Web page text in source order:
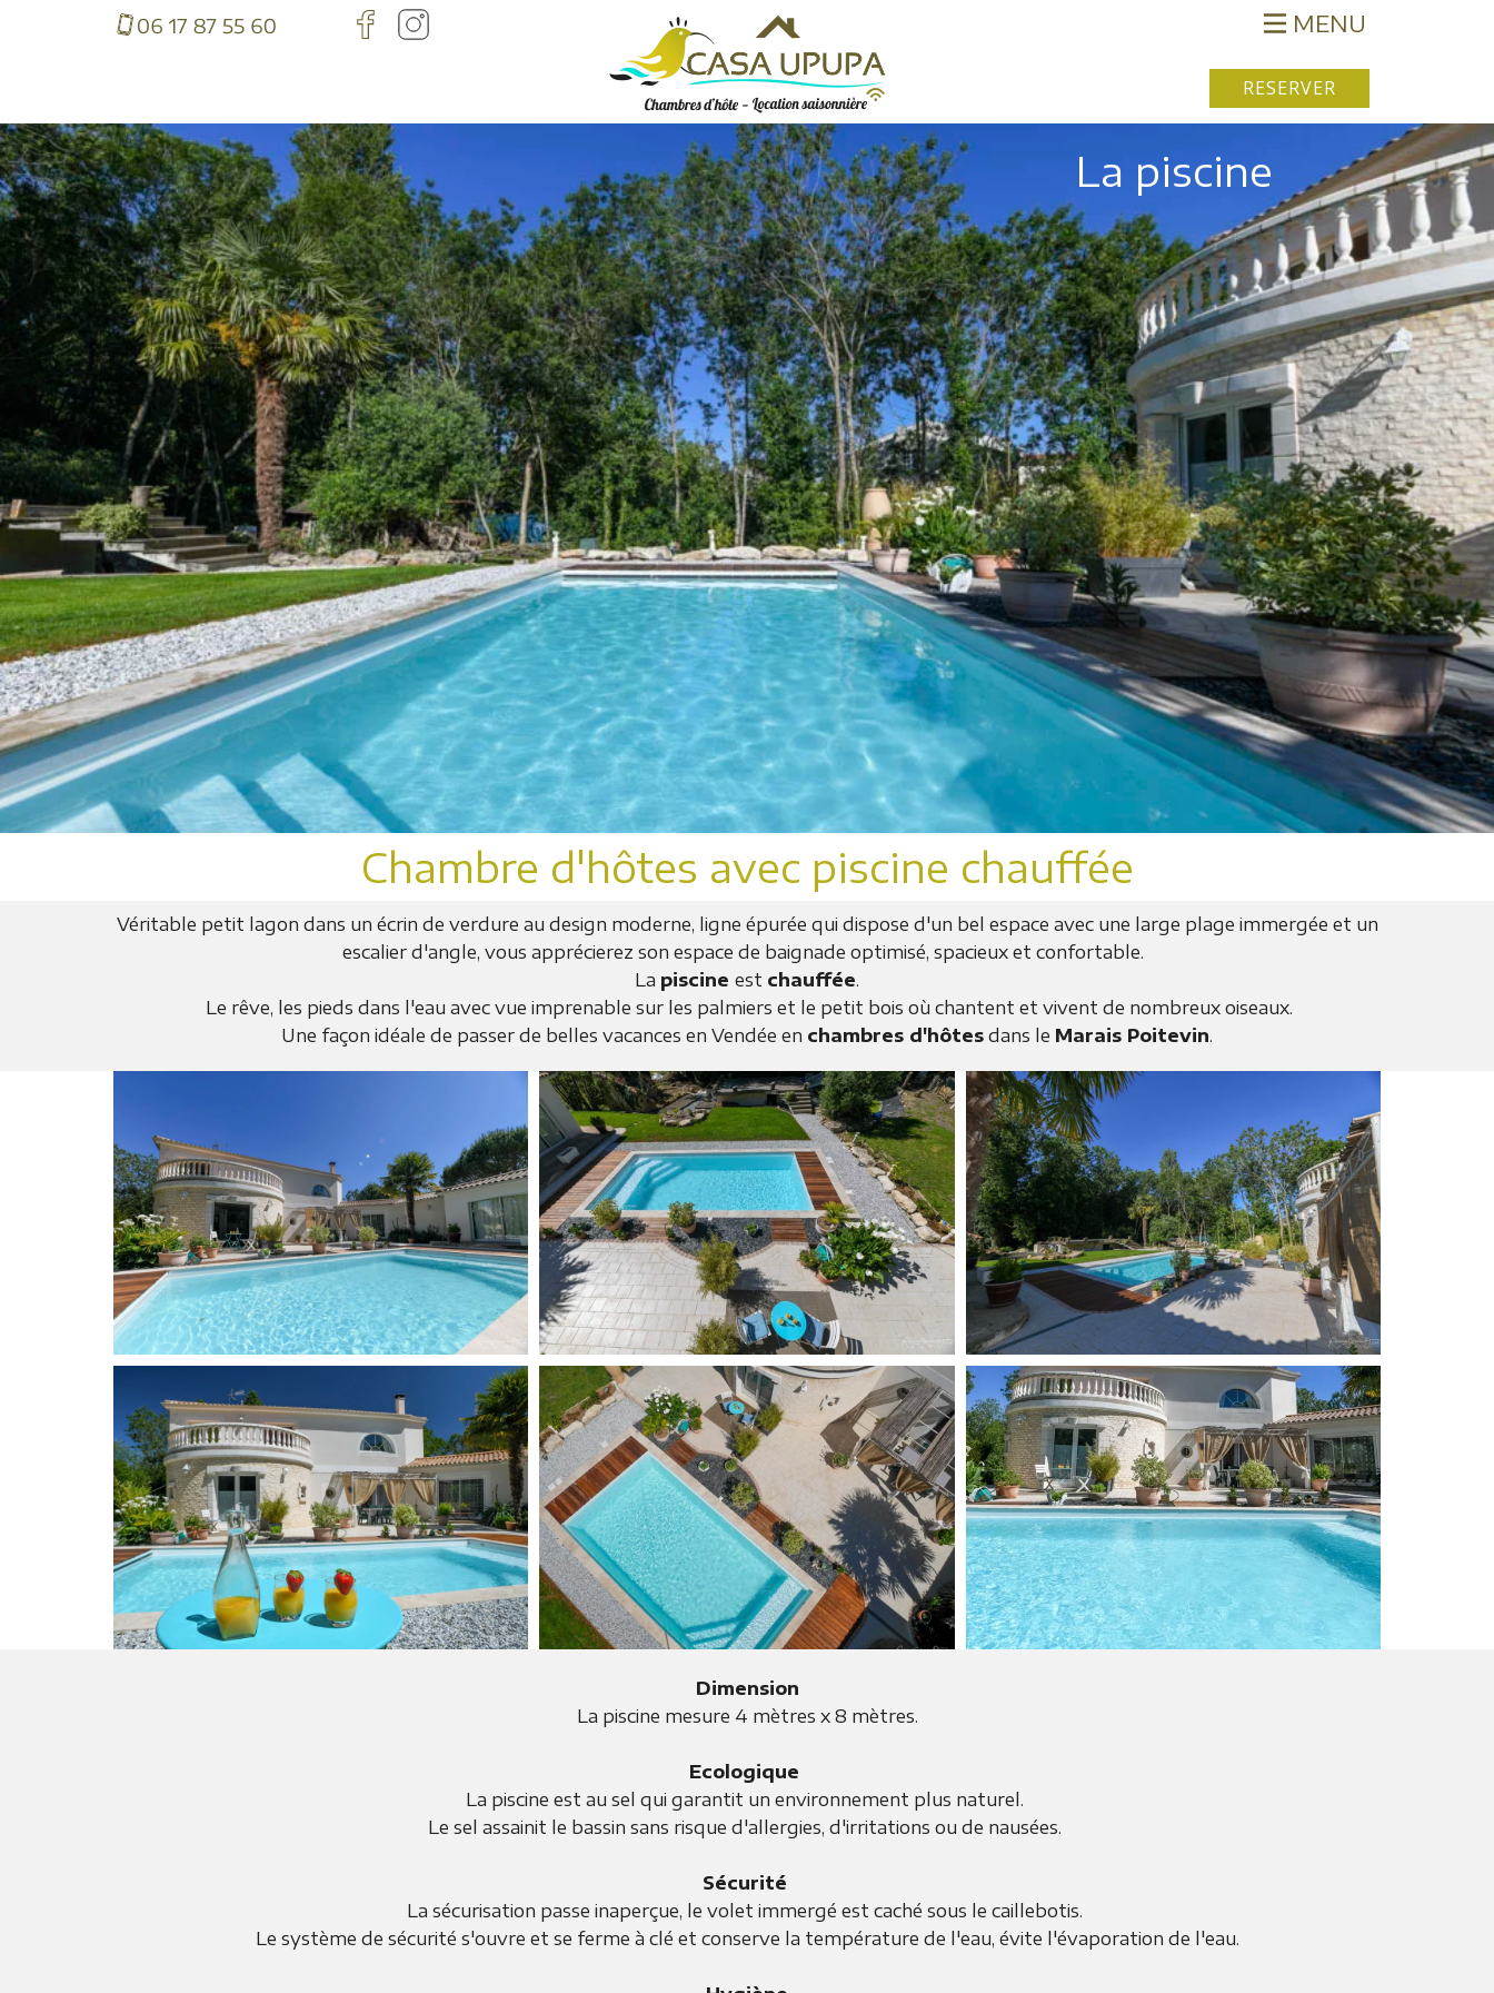
MENU
RESERVER
La piscine
Chambre d'hôtes avec piscine chauffée
Véritable petit lagon dans un écrin de verdure au design moderne, ligne épurée qui dispose d'un bel espace avec une large plage immergée et un
escalier d'angle, vous apprécierez son espace de baignade optimisé, spacieux et confortable.
La piscine est chauffée.
Le rêve, les pieds dans l'eau avec vue imprenable sur les palmiers et le petit bois où chantent et vivent de nombreux oiseaux.
Une façon idéale de passer de belles vacances en Vendée en chambres d'hôtes dans le Marais Poitevin.
Dimension
La piscine mesure 4 mètres x 8 mètres.
Ecologique
La piscine est au sel qui garantit un environnement plus naturel.
Le sel assainit le bassin sans risque d'allergies, d'irritations ou de nausées.
Sécurité
La sécurisation passe inaperçue, le volet immergé est caché sous le caillebotis.
Le système de sécurité s'ouvre et se ferme à clé et conserve la température de l'eau, évite l'évaporation de l'eau.